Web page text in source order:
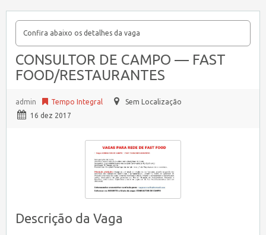
Confira abaixo os detalhes da vaga
CONSULTOR DE CAMPO — FAST
FOOD/RESTAURANTES
admin Tempo Integral
Sem Localização
16 dez 2017
Descrição da Vaga